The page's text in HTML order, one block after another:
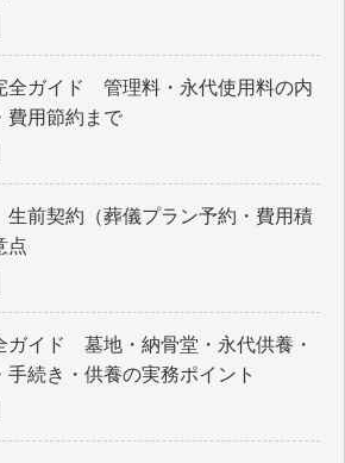
全ガイド 管理料・永代使用料の内
費用節約まで
前契約（葬儀プラン予約・費用積
点
ガイド 墓地・納骨堂・永代供養・
続き・供養の実務ポイント